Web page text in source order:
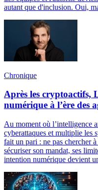
autant que d'inclusion. Oui,
Chronique
Après les cryptoactifs,
numérique à l’ère des
Au moment où l’intelligence
cyberattaques et multiplie les
fait un pari : ne pas chercher
sécuriser son mandat, ses
intention numérique devient